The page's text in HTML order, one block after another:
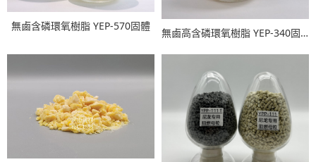
無鹵含磷環氧樹脂 YEP-570固體
無鹵高含磷環氧樹脂 YEP-340固體